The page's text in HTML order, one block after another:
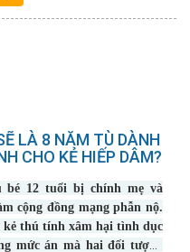
LÀ 8 NĂM TÙ DÀNH
CHO KẺ HIẾP DÂM?
bé 12 tuổi bị chính mẹ và
cộng đồng mạng phẫn nộ.
kẻ thú tính xâm hại tình dục
mức án mà hai đối tượng